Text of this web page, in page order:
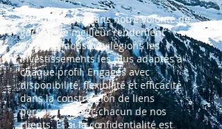
Indépendants dans notre volonté de
garantir le meilleur rendement
possible, nous privilégions les
investissements les plus adaptés à
chaque profil. Engagés avec
disponibilité, flexibilité et efficacité
dans la construction de liens
personnels avec chacun de nos
clients. Et si la confidentialité est